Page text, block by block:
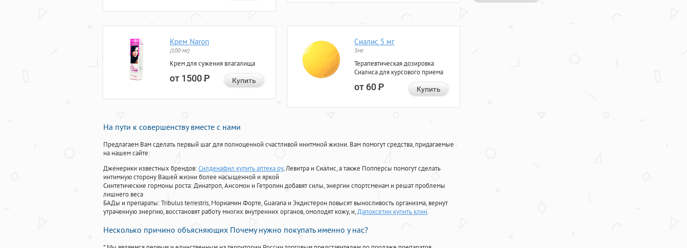
Крем Naron
(100 мг)
Крем для сужения влагалища
от 1500Р Купить
Сиалис 5 мг
5мг
Терапевтическая дозировка
Сиалиса для курсового приема
от 60Р Купить
На пути к совершенству вместе с нами
Предлагаем Вам сделать первый шаг для полноценной счастливой инитмной жизни. Вам помогут средства, придагаемые
на нашем сайте:
Дженерики известных брендов:Силденафил купить аптека ру, Левитра и Сиалис, а также Попперсы помогут сделать
интимную сторону Вашей жизни более насыщенной и яркой
Синтетические гормоны роста: Динатроп, Ансомон и Гетропин добавят силы, энергии спортсменам и решат проблемы
лишнего веса
БАДы и препараты:Tribulus terrestris, Мориамин Форте, Guarana и Экдистерон повысят выносливость организма, вернут
утраченную энергию, восстановят работу многих внутренних органов, омолодят кожу, и,Дапоксетин купить клин.
Несколько причино объясняющих Почему нужно покупать именно у нас?